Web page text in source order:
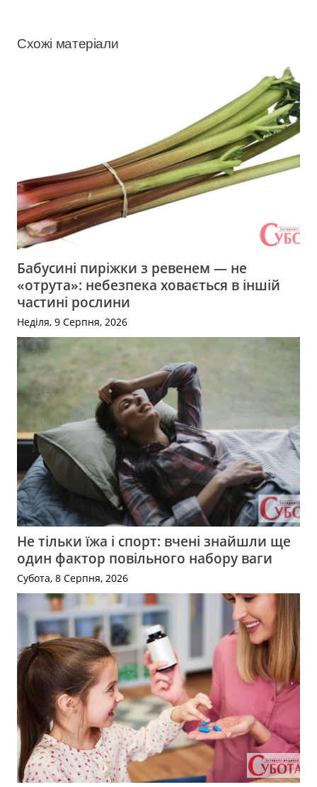
Схожі матеріали
Бабусині пиріжки з ревенем — не
«отрута»: небезпека ховається в іншій
частині рослини
Неділя, 9 Серпня, 2026
Не тільки їжа і спорт: вчені знайшли ще
один фактор повільного набору ваги
Субота, 8 Серпня, 2026